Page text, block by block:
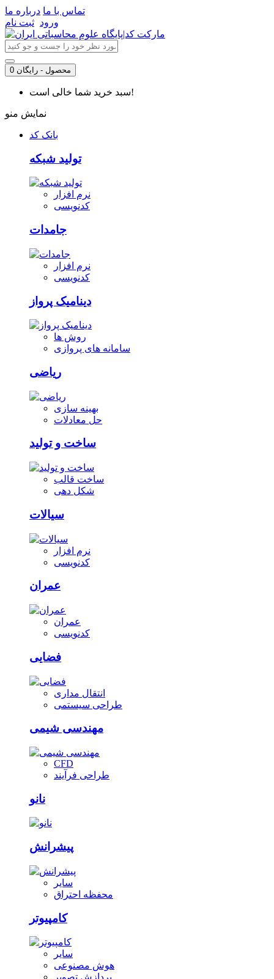
تماس با ما درباره ما
ورود ثبت نام
0 محصول - رایگان
سبد خرید شما خالی است!
نمایش منو
بانک کد
تولید شبکه
نرم افزار
کدنویسی
جامدات
نرم افزار
کدنویسی
دینامیک پرواز
روش ها
سامانه های پروازی
ریاضی
بهینه سازی
حل معادلات
ساخت و تولید
ساخت قالب
شکل دهی
سیالات
نرم افزار
کدنویسی
عمران
عمران
کدنویسی
فضایی
انتقال مداری
طراحی سیستمی
مهندسی شیمی
CFD
طراحی فرآیند
نانو
پیشرانش
سایر
محفظه احتراق
کامپیوتر
سایر
هوش مصنوعی